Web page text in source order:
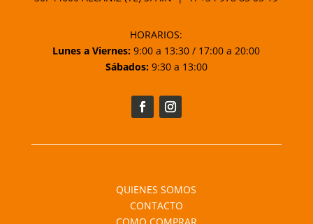
HORARIOS:
Lunes a Viernes: 9:00 a 13:30 / 17:00 a 20:00
Sábados:9:30 a 13:00
QUIENES SOMOS
CONTACTO